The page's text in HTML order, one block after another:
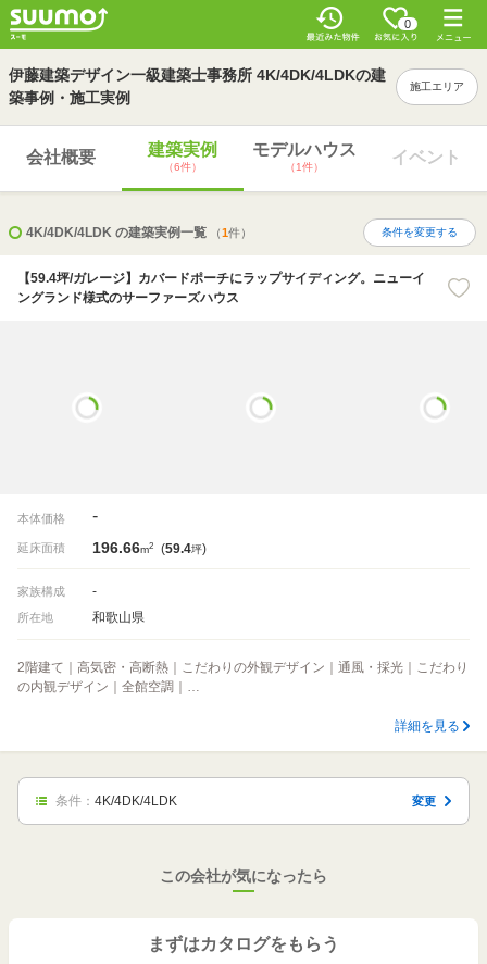
0
伊藤建築デザイン一級建築士事務所 4K/4DK/4LDKの建
築事例・施工実例
施工エリア
会社概要 建築実例
（6件）
モデルハウス
（1件）
イベント
4K/4DK/4LDK の建築実例一覧 （1件） 条件を変更する
【59.4坪/ガレージ】カバードポーチにラップサイディング。ニューイ
ングランド様式のサーファーズハウス
本体価格 -
延床面積 196.66m2 (59.4坪)
家族構成 -
所在地 和歌山県
2階建て｜高気密・高断熱｜こだわりの外観デザイン｜通風・採光｜こだわり
の内観デザイン｜全館空調｜…
詳細を見る
条件： 4K/4DK/4LDK 変更
この会社が気になったら
まずはカタログをもらう